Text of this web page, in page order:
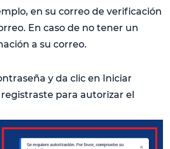
en su correo de verificación
En caso de no tener un
a su correo.
y da clic en Iniciar
para autorizar el